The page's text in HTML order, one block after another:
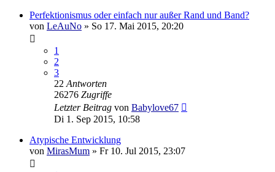
Perfektionismus oder einfach nur außer Rand und Band?
von LeAuNo » So 17. Mai 2015, 20:20
1
2
3
22 Antworten
26276 Zugriffe
Letzter Beitrag von Babylove67
Di 1. Sep 2015, 10:58
Atypische Entwicklung
von MirasMum » Fr 10. Jul 2015, 23:07